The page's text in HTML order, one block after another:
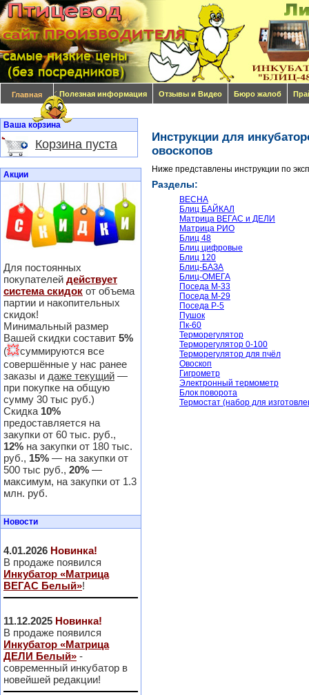
Главная Полезная информация Отзывы и Видео Бюро жалоб
Ваша корзина
Корзина пуста
Акции
Для постоянных
покупателей действует
система скидок от объема
партии и накопительных
скидок!
Минимальный размер
Вашей скидки составит 5%
(💥суммируются все
совершённые у нас ранее
заказы и даже текущий —
при покупке на общую
сумму 30 тыс руб.)
Скидка 10%
предоставляется на
закупки от 60 тыс. руб.,
12% на закупки от 180 тыс.
руб., 15% — на закупки от
500 тыс руб., 20% —
максимум, на закупки от 1.3
млн. руб.
Новости
4.01.2026 Новинка!
В продаже появился
Инкубатор «Матрица
ВЕГАС Белый»!
11.12.2025 Новинка!
В продаже появился
Инкубатор «Матрица
ДЕЛИ Белый» -
современный инкубатор в
новейшей редакции!
Инструкции для
овоскопов
Ниже представлены инструкции по
Разделы:
ВЕСНА
Блиц БАЙКАЛ
Матрица ВЕГАС и ДЕЛИ
Матрица РИО
Блиц 48
Блиц цифровые
Блиц 120
Блиц-БАЗА
Блиц-ОМЕГА
Поседа М-33
Поседа М-29
Поседа Р-5
Пушок
Пк-60
Терморегулятор
Терморегулятор 0-100
Терморегулятор для пчёл
Овоскоп
Гигрометр
Электронный термометр
Блок поворота
Термостат (набор для